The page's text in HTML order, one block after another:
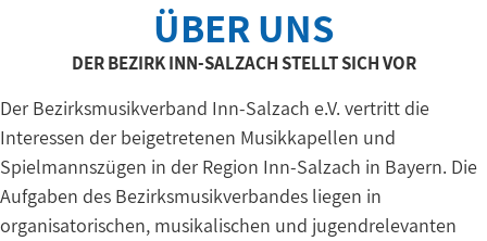
ÜBER UNS
DER BEZIRK INN-SALZACH STELLT SICH VOR
Der Bezirksmusikverband Inn-Salzach e.V. vertritt die
Interessen der beigetretenen Musikkapellen und
Spielmannszügen in der Region Inn-Salzach in Bayern. Die
Aufgaben des Bezirksmusikverbandes liegen in
organisatorischen, musikalischen und jugendrelevanten